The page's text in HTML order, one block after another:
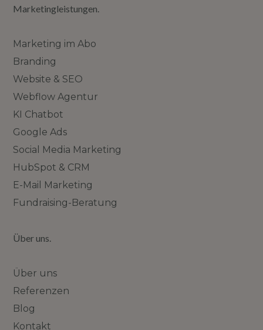
Marketingleistungen.
Marketing im Abo
Branding
Website & SEO
Webflow Agentur
KI Chatbot
Google Ads
Social Media Marketing
HubSpot & CRM
E-Mail Marketing
Fundraising-Beratung
Über uns.
Über uns
Referenzen
Blog
Kontakt